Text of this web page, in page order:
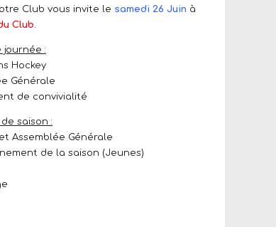
Club vous invite le samedi 26 Juin à
Club.
journée :
Hockey
Générale
de convivialité
saison :
Assemblée Générale
de la saison (Jeunes)